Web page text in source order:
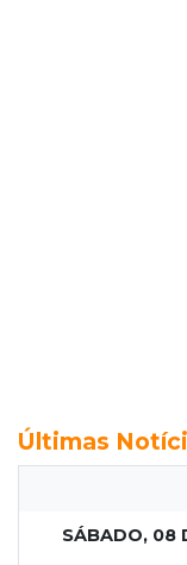
Últimas
SÁBADO, 08